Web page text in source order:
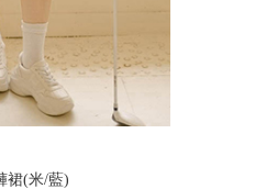
裙(米/藍)